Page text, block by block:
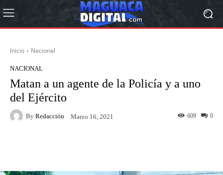
Inicio Nacional
NACIONAL
Matan a un agente de la Policía y a uno
del Ejército
By Redacción Marzo 16, 2021 0
609